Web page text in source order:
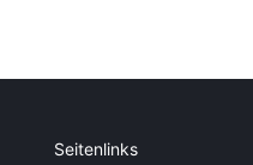
Seitenlinks